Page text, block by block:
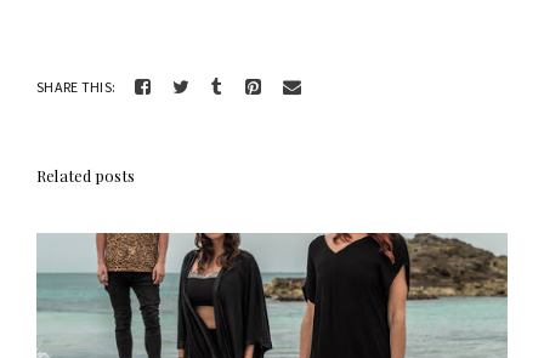
SHARE THIS:
Related posts